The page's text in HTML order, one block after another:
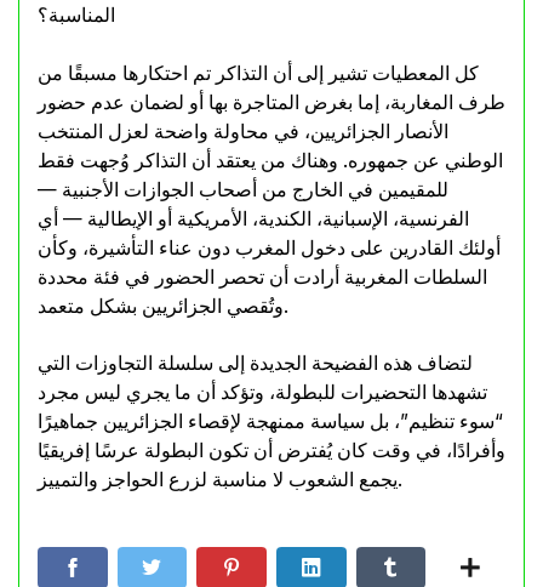
المناسبة؟
كل المعطيات تشير إلى أن التذاكر تم احتكارها مسبقًا من
طرف المغاربة، إما بغرض المتاجرة بها أو لضمان عدم حضور
الأنصار الجزائريين، في محاولة واضحة لعزل المنتخب
الوطني عن جمهوره. وهناك من يعتقد أن التذاكر وُجهت فقط
للمقيمين في الخارج من أصحاب الجوازات الأجنبية —
الفرنسية، الإسبانية، الكندية، الأمريكية أو الإيطالية — أي
أولئك القادرين على دخول المغرب دون عناء التأشيرة، وكأن
السلطات المغربية أرادت أن تحصر الحضور في فئة محددة
وتُقصي الجزائريين بشكل متعمد.
لتضاف هذه الفضيحة الجديدة إلى سلسلة التجاوزات التي
تشهدها التحضيرات للبطولة، وتؤكد أن ما يجري ليس مجرد
“سوء تنظيم”، بل سياسة ممنهجة لإقصاء الجزائريين جماهيرًا
وأفرادًا، في وقت كان يُفترض أن تكون البطولة عرسًا إفريقيًا
يجمع الشعوب لا مناسبة لزرع الحواجز والتمييز.